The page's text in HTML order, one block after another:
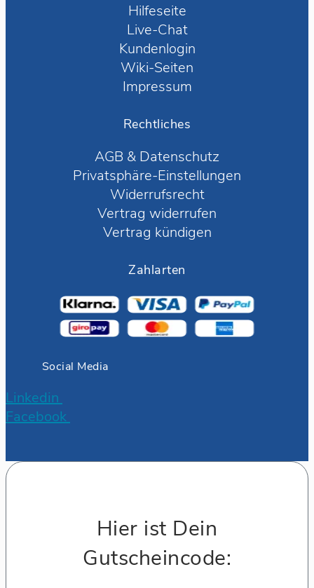
Hilfeseite
Live-Chat
Kundenlogin
Wiki-Seiten
Impressum
Rechtliches
AGB & Datenschutz
Privatsphäre-Einstellungen
Widerrufsrecht
Vertrag widerrufen
Vertrag kündigen
Zahlarten
Social Media
Linkedin
Facebook
Hier ist Dein
Gutscheincode: